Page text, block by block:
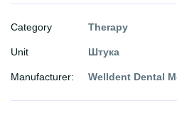
Category Therapy
Unit Штука
Manufacturer: Welldent Dental